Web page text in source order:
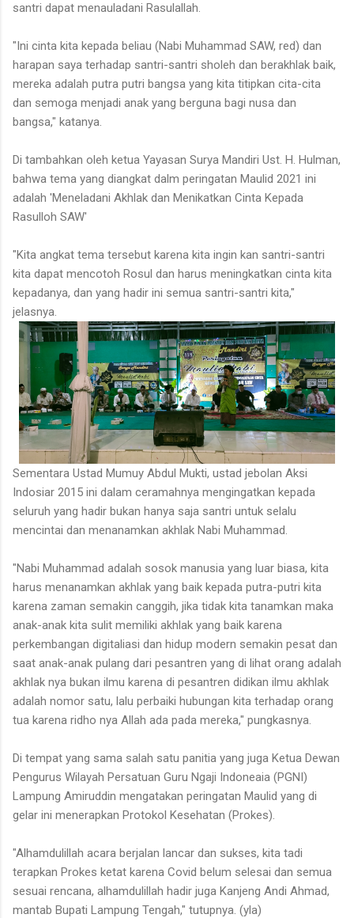
santri dapat menauladani Rasulallah.
"Ini cinta kita kepada beliau (Nabi Muhammad SAW, red) dan
harapan saya terhadap santri-santri sholeh dan berakhlak baik,
mereka adalah putra putri bangsa yang kita titipkan cita-cita
dan semoga menjadi anak yang berguna bagi nusa dan
bangsa," katanya.
Di tambahkan oleh ketua Yayasan Surya Mandiri Ust. H. Hulman,
bahwa tema yang diangkat dalm peringatan Maulid 2021 ini
adalah 'Meneladani Akhlak dan Menikatkan Cinta Kepada
Rasulloh SAW'
"Kita angkat tema tersebut karena kita ingin kan santri-santri
kita dapat mencotoh Rosul dan harus meningkatkan cinta kita
kepadanya, dan yang hadir ini semua santri-santri kita,"
jelasnya.
Sementara Ustad Mumuy Abdul Mukti, ustad jebolan Aksi
Indosiar 2015 ini dalam ceramahnya mengingatkan kepada
seluruh yang hadir bukan hanya saja santri untuk selalu
mencintai dan menanamkan akhlak Nabi Muhammad.
"Nabi Muhammad adalah sosok manusia yang luar biasa, kita
harus menanamkan akhlak yang baik kepada putra-putri kita
karena zaman semakin canggih, jika tidak kita tanamkan maka
anak-anak kita sulit memiliki akhlak yang baik karena
perkembangan digitaliasi dan hidup modern semakin pesat dan
saat anak-anak pulang dari pesantren yang di lihat orang adalah
akhlak nya bukan ilmu karena di pesantren didikan ilmu akhlak
adalah nomor satu, lalu perbaiki hubungan kita terhadap orang
tua karena ridho nya Allah ada pada mereka," pungkasnya.
Di tempat yang sama salah satu panitia yang juga Ketua Dewan
Pengurus Wilayah Persatuan Guru Ngaji Indoneaia (PGNI)
Lampung Amiruddin mengatakan peringatan Maulid yang di
gelar ini menerapkan Protokol Kesehatan (Prokes).
"Alhamdulillah acara berjalan lancar dan sukses, kita tadi
terapkan Prokes ketat karena Covid belum selesai dan semua
sesuai rencana, alhamdulillah hadir juga Kanjeng Andi Ahmad,
mantab Bupati Lampung Tengah," tutupnya. (yla)